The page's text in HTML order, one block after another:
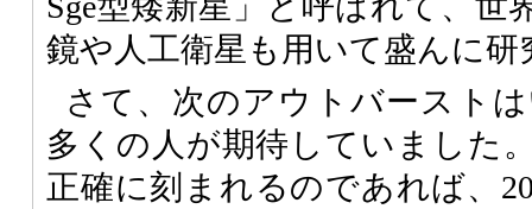
鏡や人工衛星も用いて盛んに
さて、次のアウトバースト
多くの人が期待していました
正確に刻まれるのであれば、